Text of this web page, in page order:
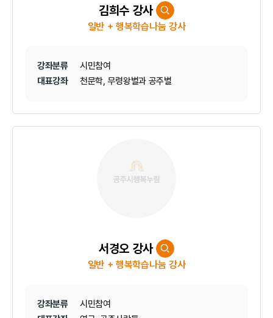
김희수 강사
일반 + 행복학습나눔 강사
강좌분류
시민참여
대표강좌
천문학, 무령왕별과 공주별
서경오 강사
일반 + 행복학습나눔 강사
강좌분류
시민참여